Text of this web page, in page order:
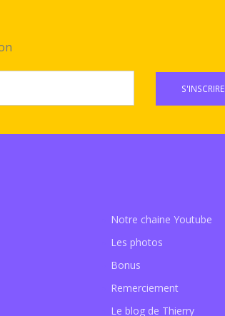
S'INSCRIRE
Notre chaine Youtube
Les photos
Bonus
Remerciement
Le blog de Thierry